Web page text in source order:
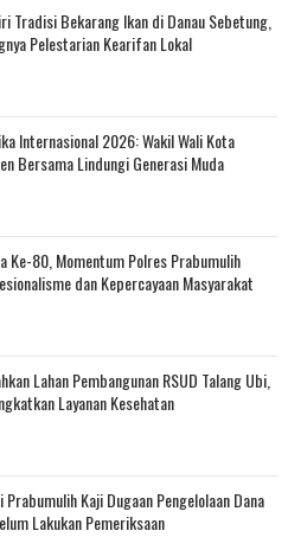
Tradisi Bekarang Ikan di Danau Sebetung,
Pelestarian Kearifan Lokal
Internasional 2026: Wakil Wali Kota
Bersama Lindungi Generasi Muda
Ke-80, Momentum Polres Prabumulih
dan Kepercayaan Masyarakat
Lahan Pembangunan RSUD Talang Ubi,
Layanan Kesehatan
Prabumulih Kaji Dugaan Pengelolaan Dana
Lakukan Pemeriksaan